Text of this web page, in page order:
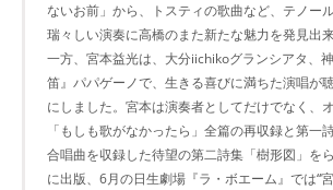
ないお前」から、トスティの歌曲など、テノー
瑞々しい演奏に高橋のまた新たな魅力を発見出
一方、宮本益光は、大分iichikoグランシアタ、
笛』パパゲーノで、生きる喜びに満ちた演唱が
にしました。宮本は演奏者としてだけでなく、
「もしも歌がなかったら」全篇の再収録と第一
合唱曲を収録した待望の第二詩集「樹形図」を
に出版、6月の日生劇場『ラ・ボエーム』では“